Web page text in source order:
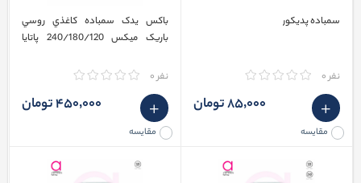
سمباده پدیکور
نفر 0
مقایسه
85٬000 تومان
باکس یدک سمباده کاغذي روسي
باریک میکس 240/180/120 پاتایا
نفر 0
مقایسه
450٬000 تومان